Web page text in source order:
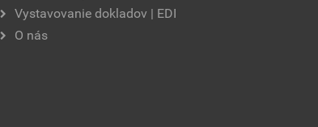
Vystavovanie dokladov | EDI
O nás